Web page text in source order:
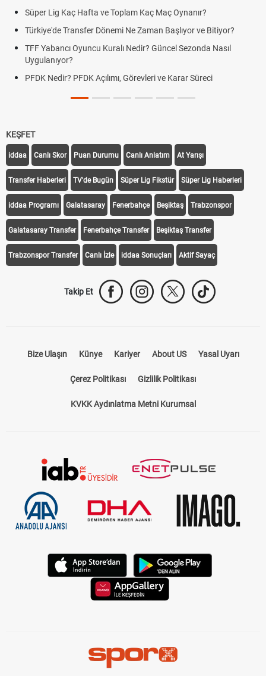
Süper Lig Kaç Hafta ve Toplam Kaç Maç Oynanır?
Türkiye'de Transfer Dönemi Ne Zaman Başlıyor ve Bitiyor?
TFF Yabancı Oyuncu Kuralı Nedir? Güncel Sezonda Nasıl
Uygulanıyor?
PFDK Nedir? PFDK Açılımı, Görevleri ve Karar Süreci
KEŞFET
iddaa Canlı Skor Puan Durumu Canlı Anlatım At Yarışı
Transfer Haberleri TV'de Bugün Süper Lig Fikstür Süper Lig Haberleri
iddaa Programı Galatasaray Fenerbahçe Beşiktaş Trabzonspor
Galatasaray Transfer Fenerbahçe Transfer Beşiktaş Transfer
Trabzonspor Transfer Canlı İzle iddaa Sonuçları Aktif Sayaç
Takip Et
Bize Ulaşın Künye Kariyer About US Yasal Uyarı
Çerez Politikası Gizlilik Politikası
KVKK Aydınlatma Metni Kurumsal